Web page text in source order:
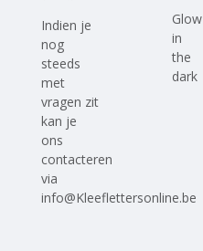
Indien je
nog
steeds
met
vragen zit
kan je
ons
contacteren
via
info@Kleeflettersonline.be
Glow
in
the
dark